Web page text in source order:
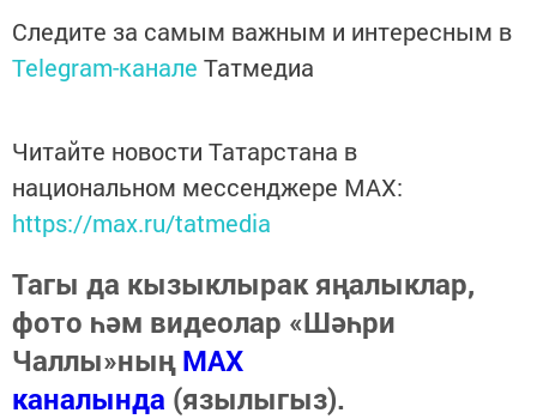
Следите за самым важным и интересным в
Telegram-канале Татмедиа
Читайте новости Татарстана в
национальном мессенджере MАХ:
https://max.ru/tatmedia
Тагы да кызыклырак яңалыклар,
фото һәм видеолар «Шәһри
Чаллы»ныңMAX
каналында (язылыгыз).